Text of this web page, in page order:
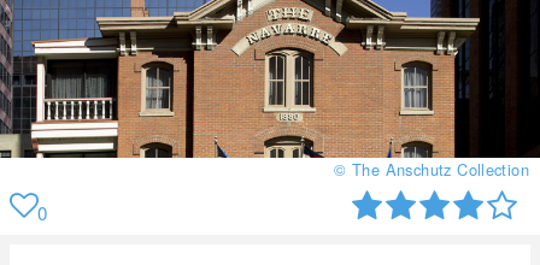
© The Anschutz Collection
0